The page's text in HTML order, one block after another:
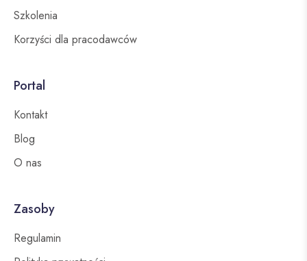
Szkolenia
Korzyści dla pracodawców
Portal
Kontakt
Blog
O nas
Zasoby
Regulamin